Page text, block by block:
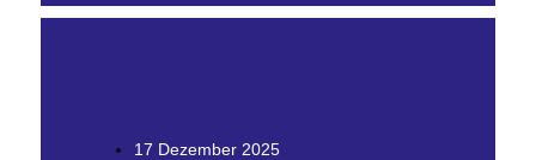
17 Dezember 2025